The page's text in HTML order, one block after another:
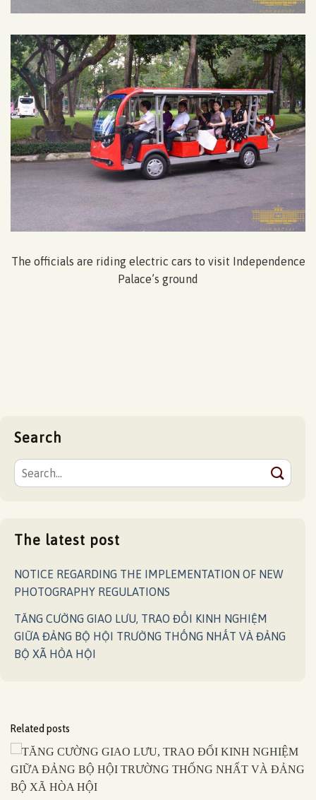
The officials are riding electric cars to visit Independence
Palace’s ground
Search
The latest post
NOTICE REGARDING THE IMPLEMENTATION OF NEW
PHOTOGRAPHY REGULATIONS
TĂNG CƯỜNG GIAO LƯU, TRAO ĐỔI KINH NGHIỆM
GIỮA ĐẢNG BỘ HỘI TRƯỜNG THỐNG NHẤT VÀ ĐẢNG
BỘ XÃ HÒA HỘI
Related posts